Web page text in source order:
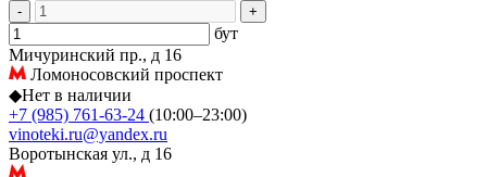
- +
бут
Мичуринский пр., д 16
Ломоносовский проспект
◆Нет в наличии
+7 (985) 761-63-24 (10:00–23:00)
vinoteki.ru@yandex.ru
Воротынская ул., д 16